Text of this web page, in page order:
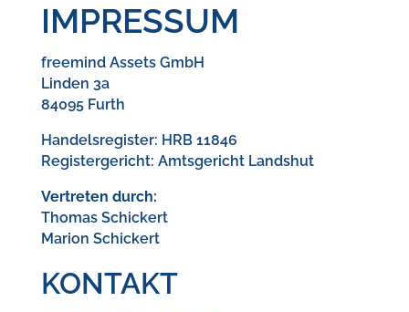
IMPRESSUM
freemind Assets GmbH
Linden 3a
84095 Furth
Handelsregister: HRB 11846
Registergericht: Amtsgericht Landshut
Vertreten durch:
Thomas Schickert
Marion Schickert
KONTAKT